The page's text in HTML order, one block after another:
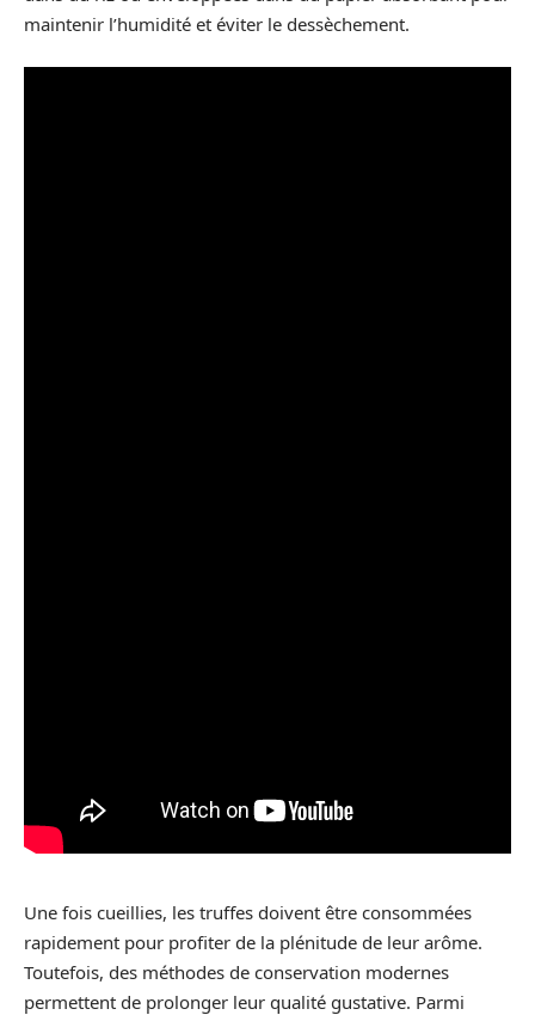
maintenir l’humidité et éviter le dessèchement.
Une fois cueillies, les truffes doivent être consommées
rapidement pour profiter de la plénitude de leur arôme.
Toutefois, des méthodes de conservation modernes
permettent de prolonger leur qualité gustative. Parmi